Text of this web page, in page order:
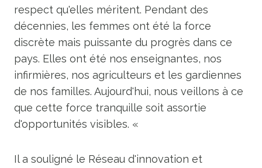
respect qu'elles méritent. Pendant des
décennies, les femmes ont été la force
discrète mais puissante du progrès dans ce
pays. Elles ont été nos enseignantes, nos
infirmières, nos agriculteurs et les gardiennes
de nos familles. Aujourd'hui, nous veillons à ce
que cette force tranquille soit assortie
d'opportunités visibles. «
Il a souligné le Réseau d'innovation et